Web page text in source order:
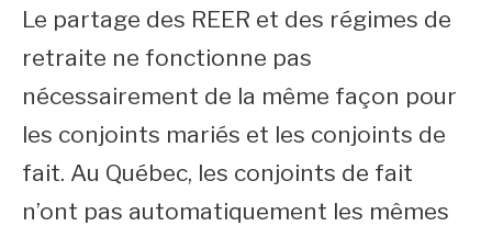
Le partage des REER et des régimes de
retraite ne fonctionne pas
nécessairement de la même façon pour
les conjoints mariés et les conjoints de
fait. Au Québec, les conjoints de fait
n’ont pas automatiquement les mêmes